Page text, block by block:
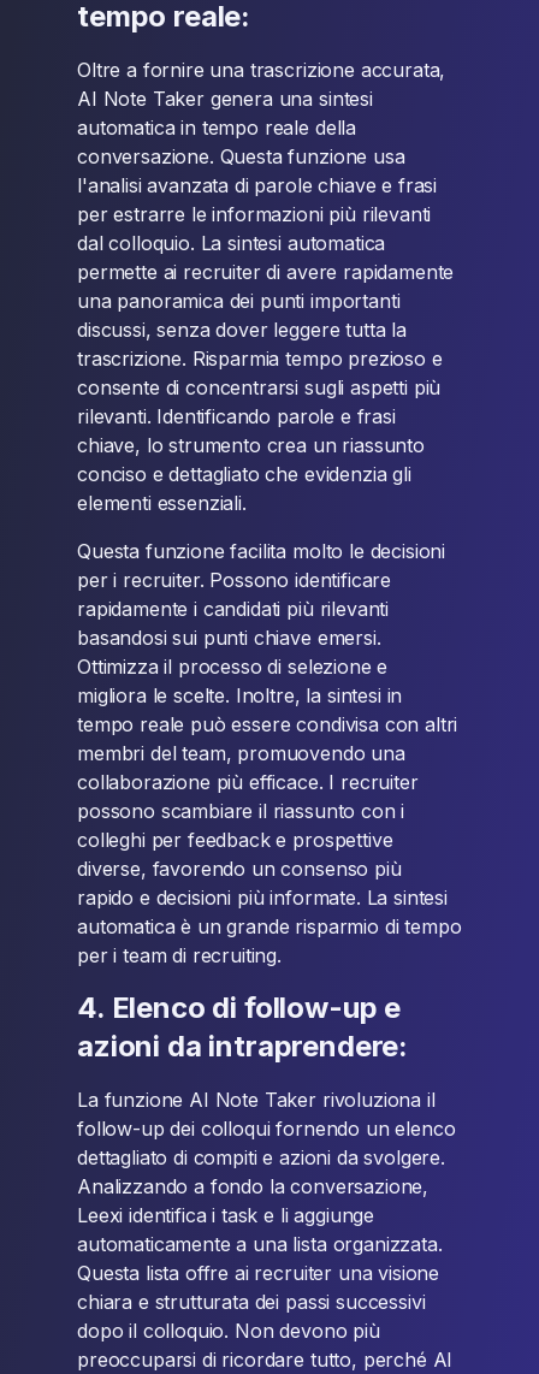
tempo reale:
Oltre a fornire una trascrizione accurata,
AI Note Taker genera una sintesi
automatica in tempo reale della
conversazione. Questa funzione usa
l'analisi avanzata di parole chiave e frasi
per estrarre le informazioni più rilevanti
dal colloquio. La sintesi automatica
permette ai recruiter di avere rapidamente
una panoramica dei punti importanti
discussi, senza dover leggere tutta la
trascrizione. Risparmia tempo prezioso e
consente di concentrarsi sugli aspetti più
rilevanti. Identificando parole e frasi
chiave, lo strumento crea un riassunto
conciso e dettagliato che evidenzia gli
elementi essenziali.
Questa funzione facilita molto le decisioni
per i recruiter. Possono identificare
rapidamente i candidati più rilevanti
basandosi sui punti chiave emersi.
Ottimizza il processo di selezione e
migliora le scelte. Inoltre, la sintesi in
tempo reale può essere condivisa con altri
membri del team, promuovendo una
collaborazione più efficace. I recruiter
possono scambiare il riassunto con i
colleghi per feedback e prospettive
diverse, favorendo un consenso più
rapido e decisioni più informate. La sintesi
automatica è un grande risparmio di tempo
per i team di recruiting.
4. Elenco di follow-up e
azioni da intraprendere:
La funzione AI Note Taker rivoluziona il
follow-up dei colloqui fornendo un elenco
dettagliato di compiti e azioni da svolgere.
Analizzando a fondo la conversazione,
Leexi identifica i task e li aggiunge
automaticamente a una lista organizzata.
Questa lista offre ai recruiter una visione
chiara e strutturata dei passi successivi
dopo il colloquio. Non devono più
preoccuparsi di ricordare tutto, perché AI